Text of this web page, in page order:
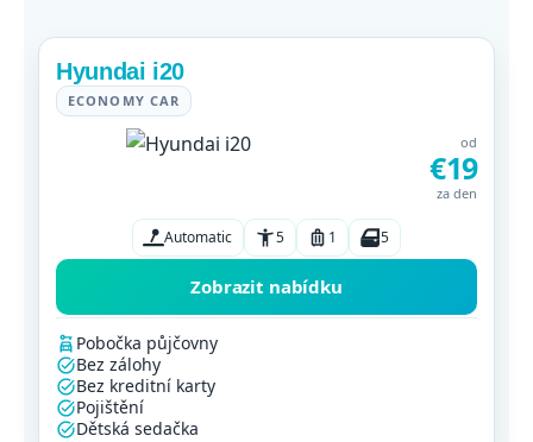
Hyundai i20
ECONOMY CAR
od
€19
za den
Automatic 5 1 5
Zobrazit nabídku
Pobočka půjčovny
Bez zálohy
Bez kreditní karty
Pojištění
Dětská sedačka